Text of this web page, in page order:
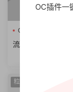
C4D插件
流体特效模拟C4D
粒子/特效插件
OC插件一